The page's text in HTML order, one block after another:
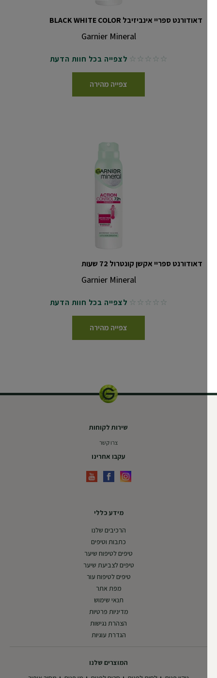
דאודורנט ספריי אינביזיבל BLACK WHITE COLOR
Garnier Mineral
No reviews לצפייה בכל חוות הדעת
צפייה מהירה
דאודורנט ספריי אקשן קונטרול 72 שעות
Garnier Mineral
No reviews לצפייה בכל חוות הדעת
צפייה מהירה
המוצרים שלנו
מידע כללי
הרכיבים שלנו
כתבות וטיפים
טיפים לטיפוח שיער
טיפים לצביעת שיער
טיפים לטיפוח עור
מפת אתר
תנאי שימוש
מדיניות פרטיות
הצהרת נגישות
הגדרת עוגיות
שירות לקוחות
צרו קשר
עקבו אחרינו